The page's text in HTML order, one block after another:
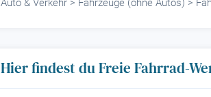
Auto & Verkehr > Fahrzeuge (ohne Autos) >
Hier findest du Freie Fahrrad-